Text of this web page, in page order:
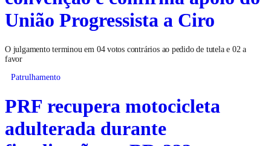
União Progressista a Ciro
O julgamento terminou em 04 votos contrários ao pedido de tutela e 02 a
favor
Patrulhamento
PRF recupera motocicleta
adulterada durante